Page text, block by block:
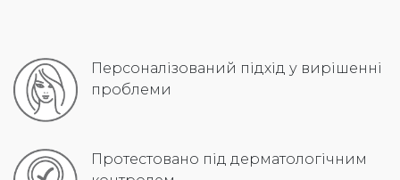
Персоналізований підхід у вирішенні
проблеми
Протестовано під дерматологічним